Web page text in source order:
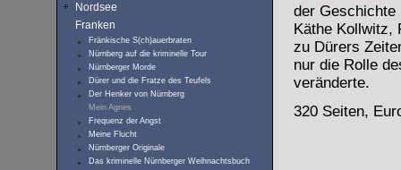
Nordsee
Franken
Fränkische S(ch)auerbraten
Nürnberg auf die kriminelle Tour
Nürnberger Morde
Dürer und die Fratze des Teufels
Der Henker von Nürnberg
Mein Agnes
Frequenz der Angst
Meine Flucht
Nürnberger Originale
Das kriminelle Nürnberger Weihnachtsbuch
der Geschichte
Käthe Kollwitz,
zu Dürers
nur die Rolle
veränderte.
320 Seiten,